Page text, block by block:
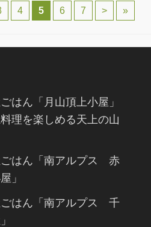
4 5 6 7 > »
はん「月山頂上小屋」
料理を楽しめる天上の山
ごはん「南アルプス 赤
」
ごはん「南アルプス 千